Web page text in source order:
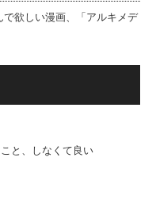
欲しい漫画、「アルキメデ
と、しなくて良い